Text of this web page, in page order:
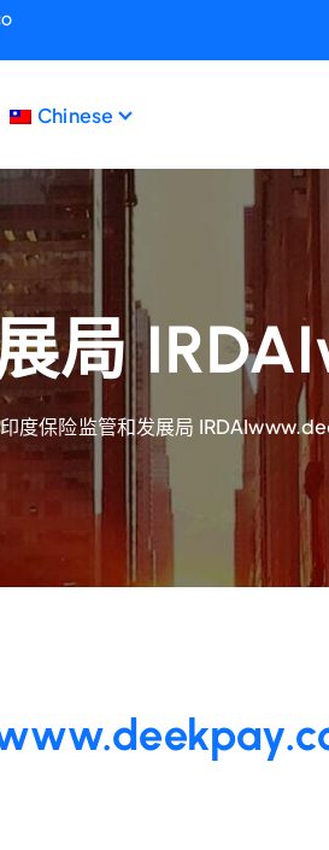
Chinese
局
印度保险监管和发展局